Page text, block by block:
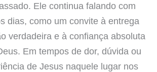
Ele continua falando com
dias, como um convite à entrega
verdadeira e à confiança absoluta
Em tempos de dor, dúvida ou
de Jesus naquele lugar nos